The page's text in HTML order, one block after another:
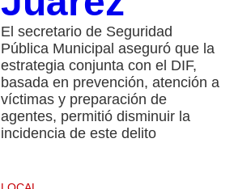
El secretario de Seguridad
Pública Municipal aseguró que la
estrategia conjunta con el DIF,
basada en prevención, atención a
víctimas y preparación de
agentes, permitió disminuir la
incidencia de este delito